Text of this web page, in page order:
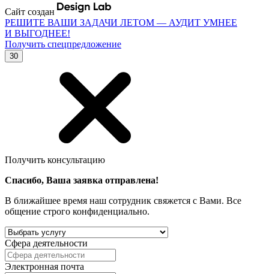
Сайт создан
РЕШИТЕ ВАШИ ЗАДАЧИ ЛЕТОМ — АУДИТ УМНЕЕ
И ВЫГОДНЕЕ!
Получить спецпредложение
30
Получить консультацию
Спасибо, Ваша заявка отправлена!
В ближайшее время наш сотрудник свяжется с Вами. Все
общение строго конфиденциально.
Сфера деятельности
Электронная почта